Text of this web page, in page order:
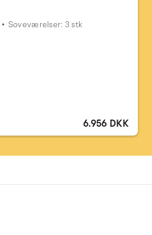
Soveværelser: 3 stk
6.956 DKK